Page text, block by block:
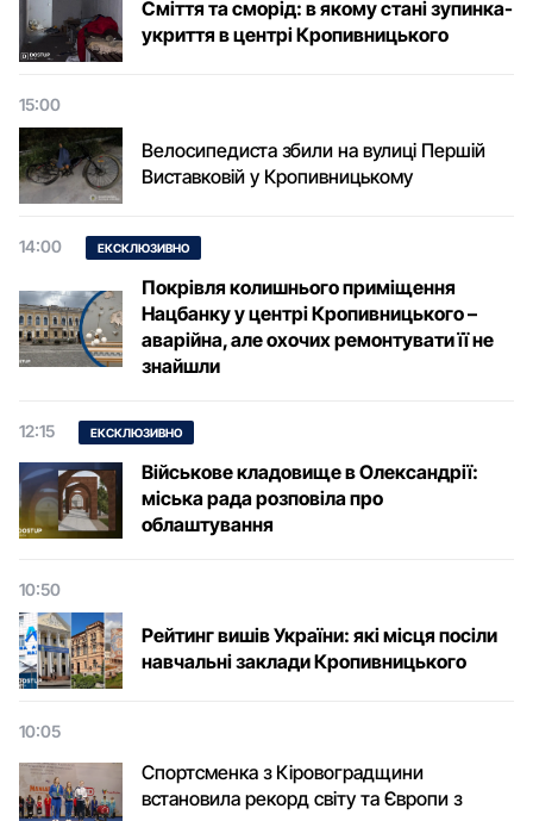
Сміття та сморід: в якому стані зупинка-
укриття в центрі Кропивницького
15:00
Велосипедиста збили на вулиці Першій
Виставковій у Кропивницькому
14:00 ЕКСКЛЮЗИВНО
Покрівля колишнього приміщення
Нацбанку у центрі Кропивницького –
аварійна, але охочих ремонтувати її не
знайшли
12:15 ЕКСКЛЮЗИВНО
Військове кладовище в Олександрії:
міська рада розповіла про
облаштування
10:50
Рейтинг вишів України: які місця посіли
навчальні заклади Кропивницького
10:05
Спортсменка з Кіровоградщини
встановила рекорд світу та Європи з